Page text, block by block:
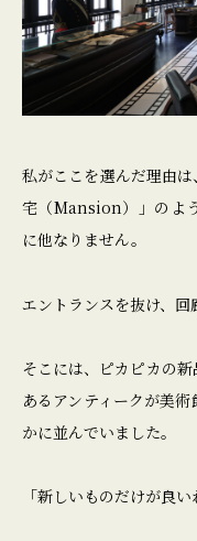
私がここを選んだ理由
宅（Mansion）」のよ
に他なりません。
エントランスを抜け、回
そこには、ピカピカの
あるアンティークが美
かに並んでいました。
「新しいものだけが良い